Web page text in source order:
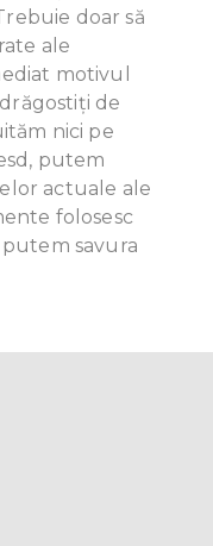
from your use
doar să
ale
motivul
de
nici pe
putem
actuale ale
folosesc
putem savura